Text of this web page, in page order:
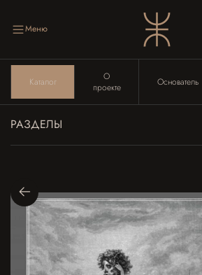
Меню
Каталог
О
проекте
Основатель
РАЗДЕЛЫ